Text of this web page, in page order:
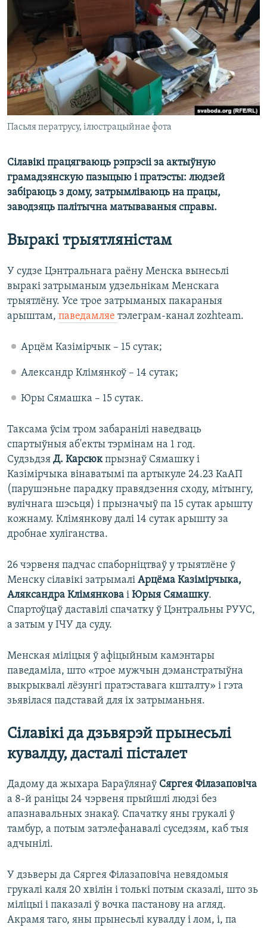
НА ХВАЛЯХ СВАБОДЫ
Пасьля ператрусу, ілюстрацыйнае фота
Сілавікі працягваюць рэпрэсіі за актыўную
грамадзянскую пазыцыю і пратэсты: людзей
забіраюць з дому, затрымліваюць на працы,
заводзяць палітычна матываваныя справы.
Выракі трыятляністам
У судзе Цэнтральнага раёну Менска вынесьлі
выракі затрыманым удзельнікам Менскага
трыятлёну. Усе трое затрыманых пакараныя
арыштам, паведамляе тэлеграм-канал zozhteam.
Арцём Казімірчык – 15 сутак;
Александр Клімянкоў – 14 сутак;
Юры Сямашка – 15 сутак.
Таксама ўсім тром забаранілі наведваць
спартыўныя аб'екты тэрмінам на 1 год.
Судзьдзя Д. Карсюкпрызнаў Сямашку і
Казімірчыка вінаватымі па артыкуле 24.23 КаАП
(парушэньне парадку правядзення сходу, мітынгу,
вулічнага шэсьця) і прызначыў па 15 сутак арышту
кожнаму. Клімянкову далі 14 сутак арышту за
дробнае хуліганства.
26 чэрвеня падчас спаборніцтваў у трыятлёне ў
Менску сілавікі затрымалі Арцёма Казімірчыка,
Аляксандра Клімянкова і Юрыя Сямашку.
Спартоўцаў даставілі спачатку ў Цэнтральны РУУС,
а затым у ІЧУ да суду.
Менская міліцыя ў афіцыйным камэнтары
паведаміла, што «трое мужчын дэманстратыўна
выкрыквалі лёзунгі пратэставага кшталту» і гэта
зьявілася падставай для іх затрыманьня.
Сілавікі да дзьвярэй прынесьлі
кувалду, дасталі пісталет
Дадому да жыхара Бараўлянаў Сяргея Філазаповіча
а 8-й раніцы 24 чэрвеня прыйшлі людзі без
апазнавальных знакаў. Спачатку яны грукалі ў
тамбур, а потым затэлефанавалі суседзям, каб тыя
адчынілі.
У дзьверы да Сяргея Філазаповіча невядомыя
грукалі каля 20 хвілін і толькі потым сказалі, што зь
міліцыі і паказалі ў вочка пастанову на агляд.
Акрамя таго, яны прынесьлі кувалду і лом, і, па